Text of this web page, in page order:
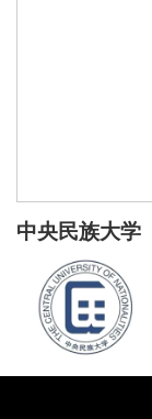
中央民族大学